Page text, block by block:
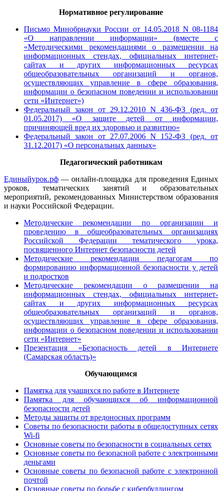
Нормативное регулирование
Письмо Минобрнауки России от 14.05.2018 N 08-1184
«О направлении информации» (вместе с
«Методическими рекомендациями о размещении на
информационных стендах, официальных интернет-
сайтах и других информационных ресурсах
общеобразовательных организаций и органов,
осуществляющих управление в сфере образования,
информации о безопасном поведении и использовании
сети «Интернет»)
Федеральный закон от 29.12.2010 N 436-ФЗ (ред. от
01.05.2017) «О защите детей от информации,
причиняющей вред их здоровью и развитию»
Федеральный закон от 27.07.2006 N 152-ФЗ (ред. от
31.12.2017) «О персональных данных»
Педагогический работникам
Единыйурок.рф — онлайн-площадка для проведения Единых
уроков, тематических занятий и образовательных
мероприятий, рекомендованных Министерством образования
и науки Российской Федерации.
Методические рекомендации по организации и
проведению в общеобразовательных организациях
Российской Федерации тематического урока,
посвященного Интернет безопасности детей
Методические рекомендации педагогам по
формированию информационной безопасности у детей
и подростков
Методические рекомендации о размещении на
информационных стендах, официальных интернет-
сайтах и других информационных ресурсах
общеобразовательных организаций и органов,
осуществляющих управление в сфере образования,
информации о безопасном поведении и использовании
сети «Интернет»
Презентация «Безопасность детей в Интернете
(Самарская область)»
Обучающимся
Памятка для учащихся по работе в Интернете
Памятка для обучающихся об информационной
безопасности детей
Методы защиты от вредоносных программ
Советы по безопасности работы в общедоступных сетях
Wi-fi
Основные советы по безопасности в социальных сетях
Основные советы по безопасной работе с электронными
деньгами
Основные советы по безопасной работе с электронной
почтой
Основные советы по борьбе с кибербуллингом